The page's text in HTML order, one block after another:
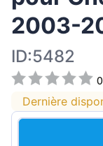
2003-
ID:5482
Dernière